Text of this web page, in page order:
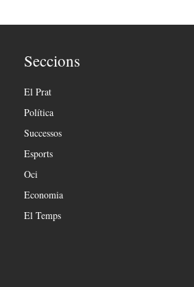
Seccions
El Prat
Política
Successos
Esports
Oci
Economia
El Temps